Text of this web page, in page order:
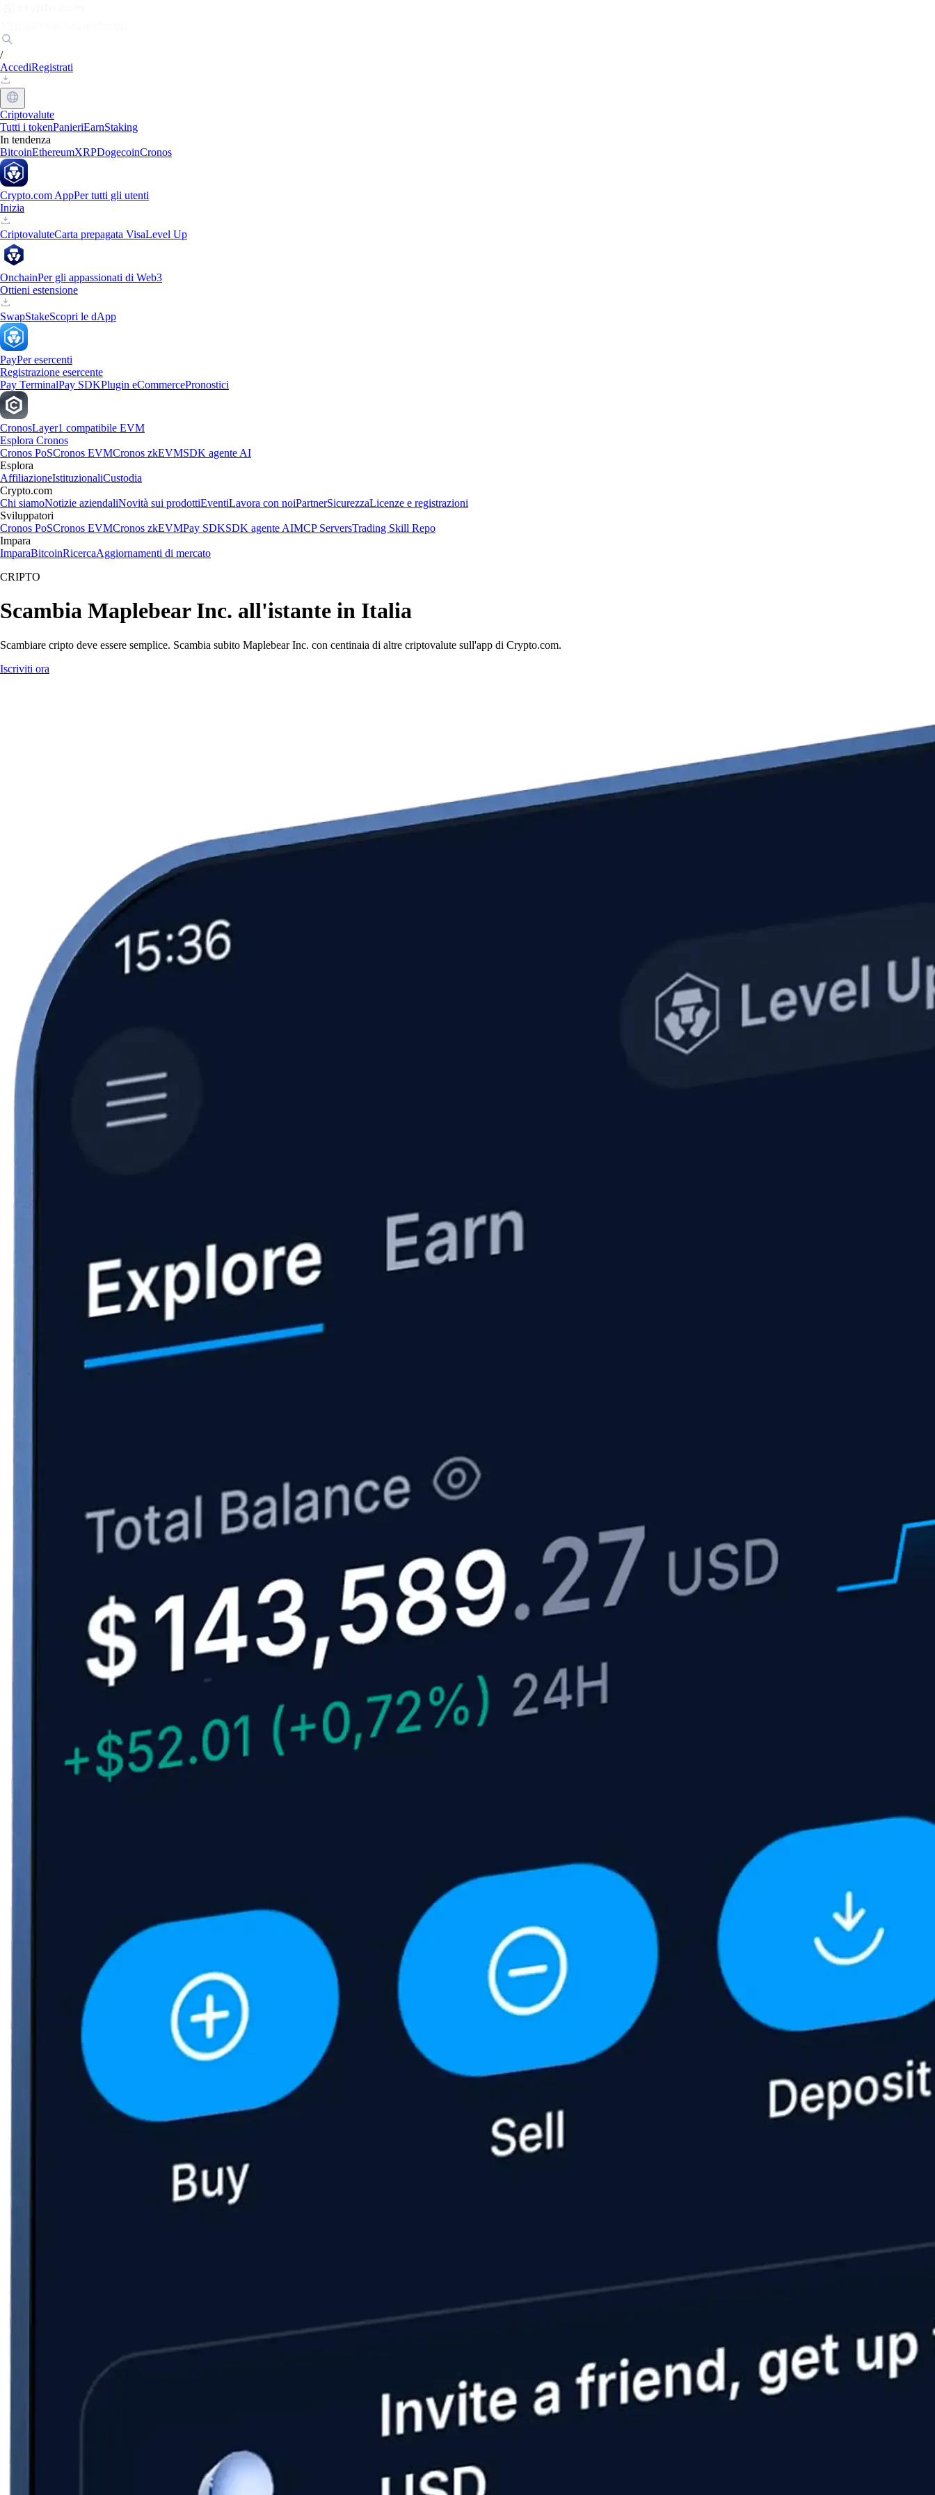
/
AccediRegistrati
Criptovalute
Tutti i tokenPanieriEarnStaking
In tendenza
BitcoinEthereumXRPDogecoinCronos
Crypto.com AppPer tutti gli utenti
Inizia
CriptovaluteCarta prepagata VisaLevel Up
OnchainPer gli appassionati di Web3
Ottieni estensione
SwapStakeScopri le dApp
PayPer esercenti
Registrazione esercente
Pay TerminalPay SDKPlugin eCommercePronostici
CronosLayer1 compatibile EVM
Esplora Cronos
Cronos PoSCronos EVMCronos zkEVMSDK agente AI
Esplora
AffiliazioneIstituzionaliCustodia
Crypto.com
Chi siamoNotizie aziendaliNovità sui prodottiEventiLavora con noiPartnerSicurezzaLicenze e registrazioni
Sviluppatori
Cronos PoSCronos EVMCronos zkEVMPay SDKSDK agente AIMCP ServersTrading Skill Repo
Impara
ImparaBitcoinRicercaAggiornamenti di mercato
CRIPTO
Scambia Maplebear Inc. all'istante in Italia
Scambiare cripto deve essere semplice. Scambia subito Maplebear Inc. con centinaia di altre criptovalute sull'app di Crypto.com.
Iscriviti ora